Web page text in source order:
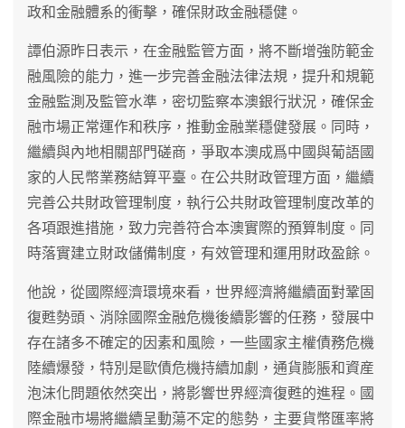
政和金融體系的衝擊，確保財政金融穩健。
譚伯源昨日表示，在金融監管方面，將不斷增強防範金
融風險的能力，進一步完善金融法律法規，提升和規範
金融監測及監管水準，密切監察本澳銀行狀況，確保金
融市場正常運作和秩序，推動金融業穩健發展。同時，
繼續與內地相關部門磋商，爭取本澳成爲中國與葡語國
家的人民幣業務結算平臺。在公共財政管理方面，繼續
完善公共財政管理制度，執行公共財政管理制度改革的
各項跟進措施，致力完善符合本澳實際的預算制度。同
時落實建立財政儲備制度，有效管理和運用財政盈餘。
他說，從國際經濟環境來看，世界經濟將繼續面對鞏固
復甦勢頭、消除國際金融危機後續影響的任務，發展中
存在諸多不確定的因素和風險，一些國家主權債務危機
陸續爆發，特別是歐債危機持續加劇，通貨膨脹和資産
泡沫化問題依然突出，將影響世界經濟復甦的進程。國
際金融市場將繼續呈動蕩不定的態勢，主要貨幣匯率將